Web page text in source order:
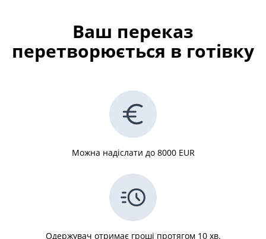
Ваш переказ
перетворюється в готівку
Можна надіслати до 8000 EUR
Одержувач отримає гроші протягом 10 хв.